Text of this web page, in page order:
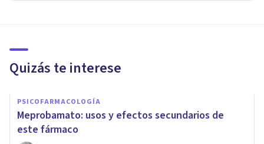
Quizás te interese
PSICOFARMACOLOGÍA
Meprobamato: usos y efectos secundarios de
este fármaco